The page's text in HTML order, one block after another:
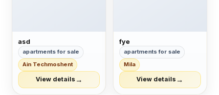
asd
apartments for sale
Ain Techmoshent
View details →
fye
apartments for sale
Mila
View details →